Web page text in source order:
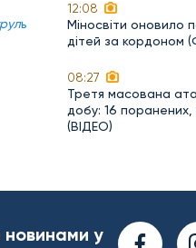
ь
12:08
Міносвіти оновило
дітей за кордоном
08:27
Третя масована
добу: 16
(ВІДЕО)
новинами у